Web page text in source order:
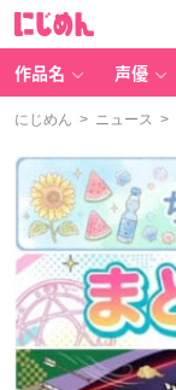
作品名 声優
にじめん > ニュース >